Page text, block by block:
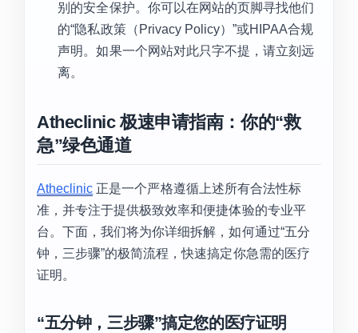
别的安全保护。你可以在网站的页脚寻找他们
的“隐私政策（Privacy Policy）”或HIPAA合规
声明。如果一个网站对此只字不提，请立刻远
离。
Atheclinic 极速申请指南：你的“救
急”绿色通道
Atheclinic 正是一个严格遵循上述所有合法性标
准，并专注于提供极致效率和便捷体验的专业平
台。下面，我们将为你详细拆解，如何通过“五分
钟，三步骤”的极简流程，快速搞定你急需的医疗
证明。
“五分钟，三步骤”搞定您的医疗证明